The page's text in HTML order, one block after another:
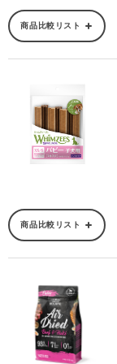
商品比較リスト
商品比較リスト